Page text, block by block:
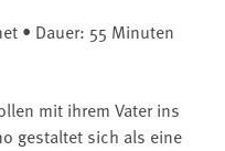
• Dauer: 55 Minuten
mit ihrem Vater ins
gestaltet sich als eine